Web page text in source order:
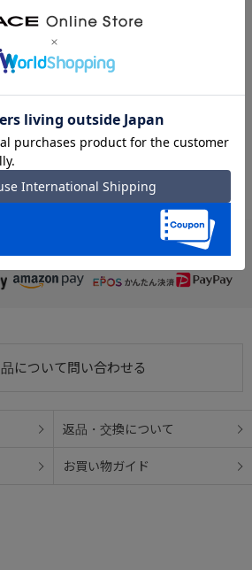
ライブハンドルに固定し、走行時にバッ
ョルダーベルトが付属します。
ープンポケット×2
×1
について問い合わせる
返品・交換について
お買い物ガイド
ト #カジュアル フロントポケット
ケット #ボストンバッグ フロントポケット
#ボストンバッグ セットアップ機能
ケット
ジュアル プログレ